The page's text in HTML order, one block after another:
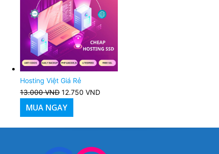
Hosting Việt Giá Rẻ
13.000VND Giá
gốc
là:
13.000 VND.
12.750 VND
là:
MUA NGAY